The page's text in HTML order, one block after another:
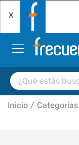
X
Inicio Categorías